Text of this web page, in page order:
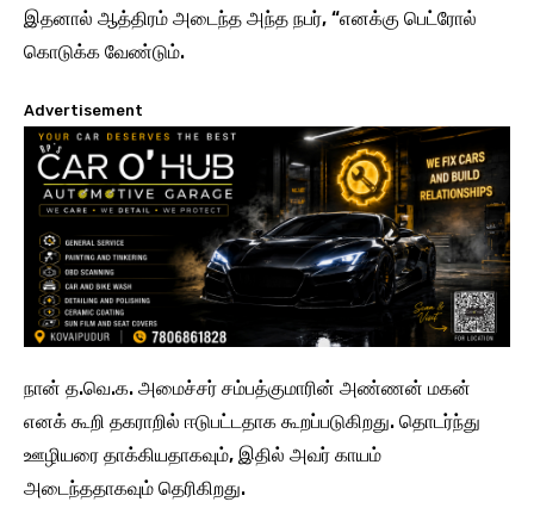
இதனால் ஆத்திரம் அடைந்த அந்த நபர், “எனக்கு பெட்ரோல்
கொடுக்க வேண்டும்.
Advertisement
நான் த.வெ.க. அமைச்சர் சம்பத்குமாரின் அண்ணன் மகன்
எனக் கூறி தகராறில் ஈடுபட்டதாக கூறப்படுகிறது. தொடர்ந்து
ஊழியரை தாக்கியதாகவும், இதில் அவர் காயம்
அடைந்ததாகவும் தெரிகிறது.